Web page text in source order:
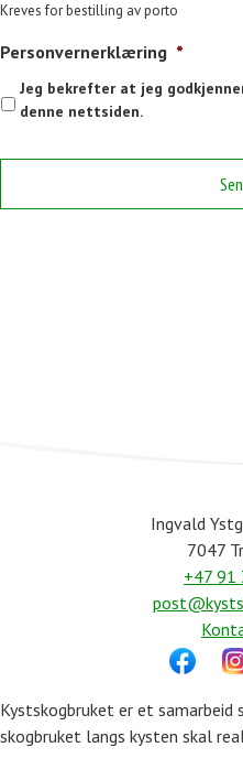
Kreves for bestilling av porto
Personvernerklæring *
Jeg bekrefter at jeg
denne nettsiden.
Ingvald
7047
+47 91
Kystskogbruket er et
skogbruket langs kysten skal